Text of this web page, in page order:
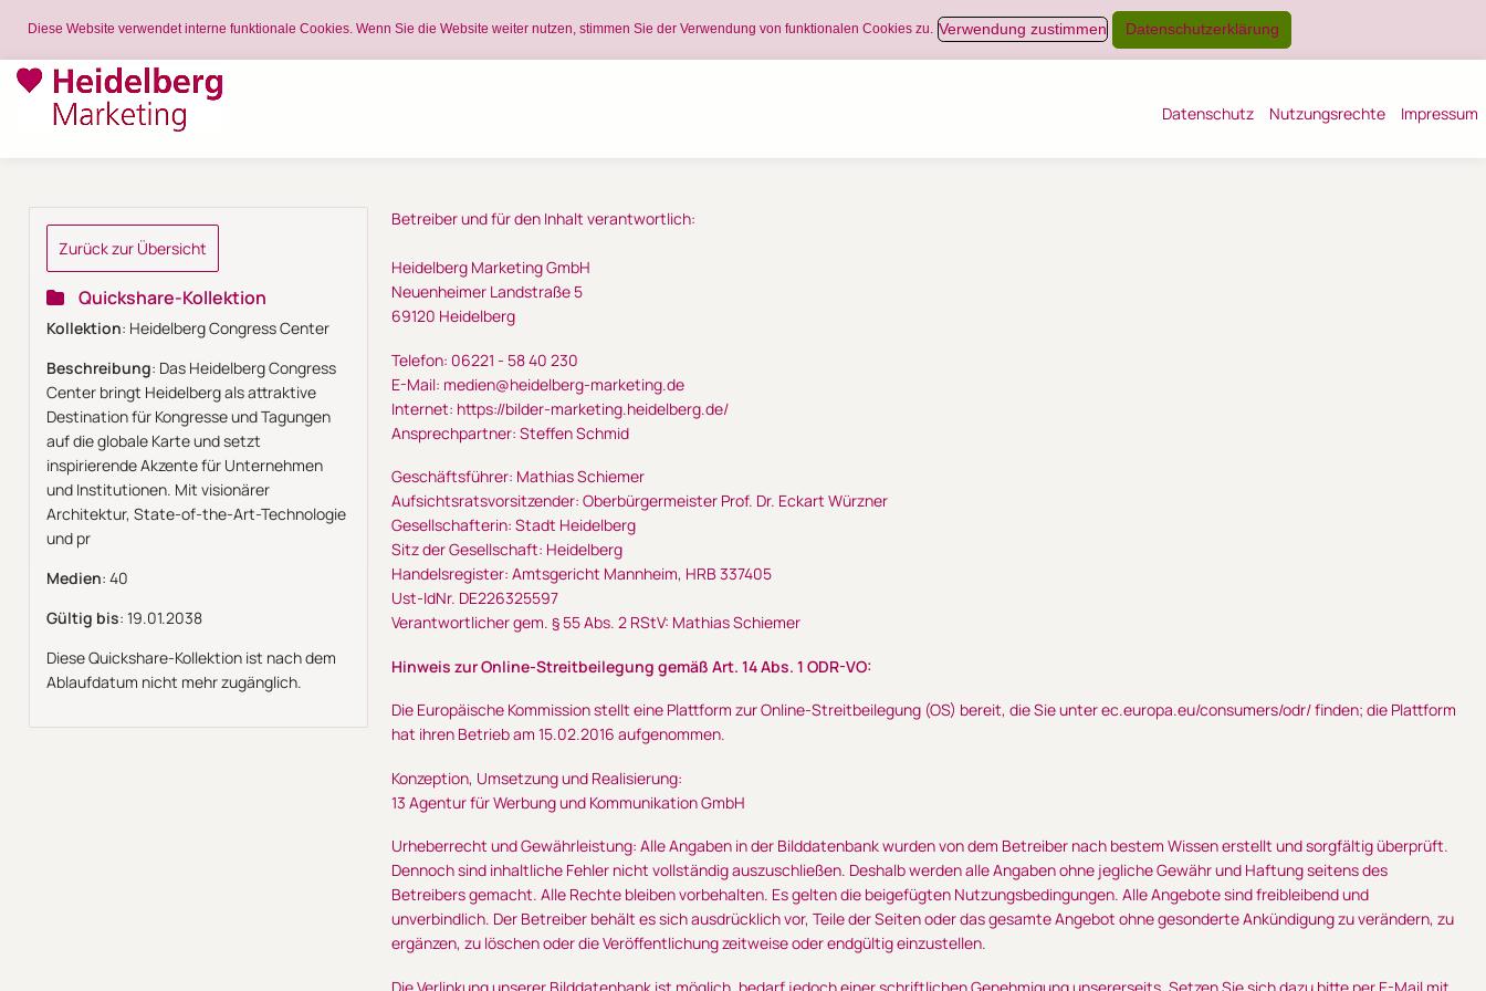
Diese Website verwendet interne funktionale Cookies. Wenn Sie die Website weiter nutzen, stimmen Sie der Verwendung von funktionalen Cookies zu. Verwendung zustimmen Datenschutzerklärung
Datenschutz(current)
Nutzungsrechte(current)
Impressum
Zurück zur Übersicht
Quickshare-Kollektion
Kollektion: Heidelberg Congress Center
Beschreibung: Das Heidelberg Congress
Center bringt Heidelberg als attraktive
Destination für Kongresse und Tagungen
auf die globale Karte und setzt
inspirierende Akzente für Unternehmen
und Institutionen. Mit visionärer
Architektur, State-of-the-Art-Technologie
und pr
Medien: 40
Gültig bis: 19.01.2038
Diese Quickshare-Kollektion ist nach dem
Ablaufdatum nicht mehr zugänglich.
Betreiber und für den Inhalt verantwortlich:
Heidelberg Marketing GmbH
Neuenheimer Landstraße 5
69120 Heidelberg
Telefon: 06221 - 58 40 230
E-Mail: medien@heidelberg-marketing.de
Internet: https://bilder-marketing.heidelberg.de/
Ansprechpartner: Steffen Schmid
Geschäftsführer: Mathias Schiemer
Aufsichtsratsvorsitzender: Oberbürgermeister Prof. Dr. Eckart Würzner
Gesellschafterin: Stadt Heidelberg
Sitz der Gesellschaft: Heidelberg
Handelsregister: Amtsgericht Mannheim, HRB 337405
Ust-IdNr. DE226325597
Verantwortlicher gem. § 55 Abs. 2 RStV: Mathias Schiemer
Hinweis zur Online-Streitbeilegung gemäß Art. 14 Abs. 1 ODR-VO:
Die Europäische Kommission stellt eine Plattform zur Online-Streitbeilegung (OS) bereit, die Sie unterec.europa.eu/consumers/odr/finden; die Plattform
hat ihren Betrieb am 15.02.2016 aufgenommen.
Konzeption, Umsetzung und Realisierung:
13 Agentur für Werbung und Kommunikation GmbH
Urheberrecht und Gewährleistung: Alle Angaben in der Bilddatenbank wurden von dem Betreiber nach bestem Wissen erstellt und sorgfältig überprüft.
Dennoch sind inhaltliche Fehler nicht vollständig auszuschließen. Deshalb werden alle Angaben ohne jegliche Gewähr und Haftung seitens des
Betreibers gemacht. Alle Rechte bleiben vorbehalten. Es gelten die beigefügten Nutzungsbedingungen. Alle Angebote sind freibleibend und
unverbindlich. Der Betreiber behält es sich ausdrücklich vor, Teile der Seiten oder das gesamte Angebot ohne gesonderte Ankündigung zu verändern, zu
ergänzen, zu löschen oder die Veröffentlichung zeitweise oder endgültig einzustellen.
Die Verlinkung unserer Bilddatenbank ist möglich, bedarf jedoch einer schriftlichen Genehmigung unsererseits. Setzen Sie sich dazu bitte per E-Mail mit